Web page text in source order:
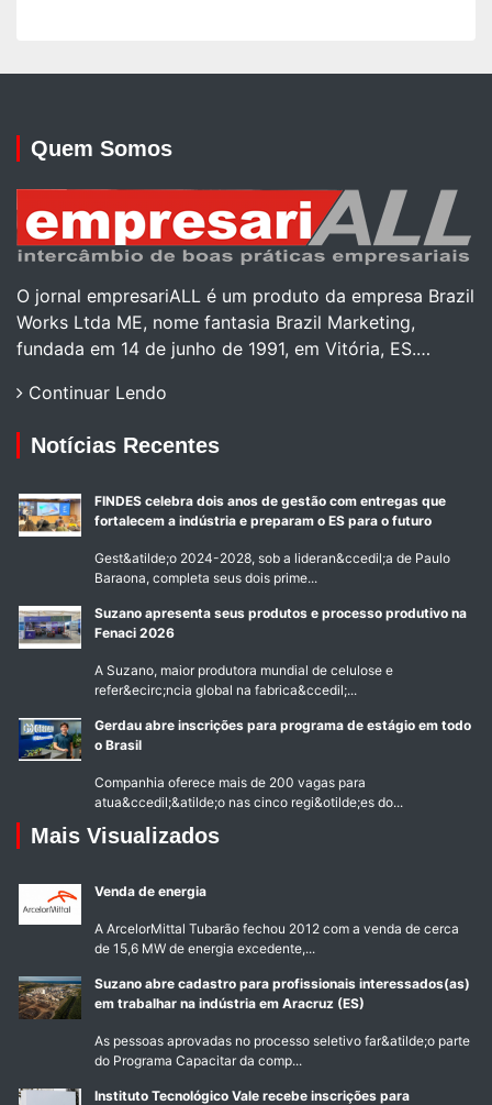
Quem Somos
O jornal empresariALL é um produto da empresa Brazil
Works Ltda ME, nome fantasia Brazil Marketing,
fundada em 14 de junho de 1991, em Vitória, ES.…
Continuar Lendo
Notícias Recentes
FINDES celebra dois anos de gestão com entregas que
fortalecem a indústria e preparam o ES para o futuro
Gest&atilde;o 2024-2028, sob a lideran&ccedil;a de Paulo
Baraona, completa seus dois prime...
Suzano apresenta seus produtos e processo produtivo na
Fenaci 2026
A Suzano, maior produtora mundial de celulose e
refer&ecirc;ncia global na fabrica&ccedil;...
Gerdau abre inscrições para programa de estágio em todo
o Brasil
Companhia oferece mais de 200 vagas para
atua&ccedil;&atilde;o nas cinco regi&otilde;es do...
Mais Visualizados
Venda de energia
A ArcelorMittal Tubarão fechou 2012 com a venda de cerca
de 15,6 MW de energia excedente,...
Suzano abre cadastro para profissionais interessados(as)
em trabalhar na indústria em Aracruz (ES)
As pessoas aprovadas no processo seletivo far&atilde;o parte
do Programa Capacitar da comp...
Instituto Tecnológico Vale recebe inscrições para